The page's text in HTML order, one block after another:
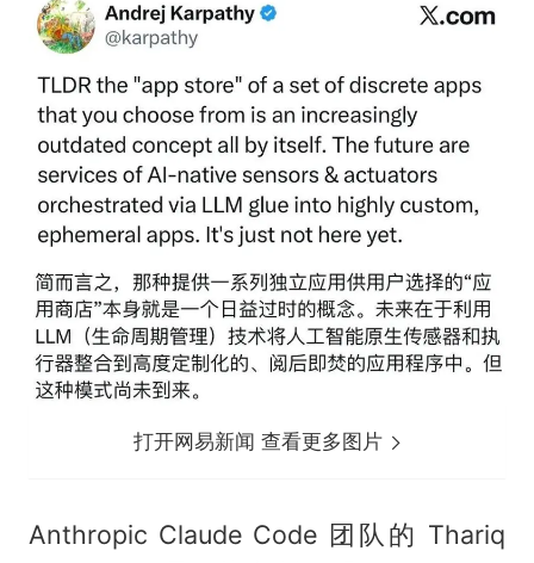
打开网易新闻 查看更多图片
Anthropic Claude Code 团队的 Thariq